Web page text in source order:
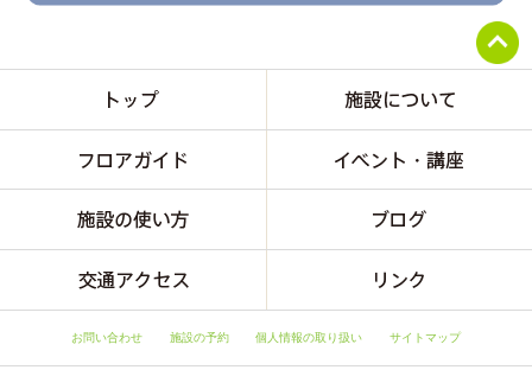
お問い合わせ 施設の予約 個人情報の取り扱い サイトマップ